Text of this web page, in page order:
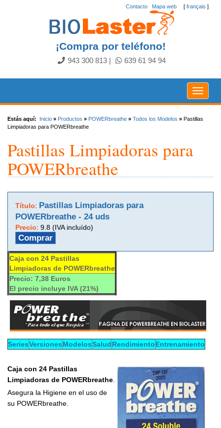
[ français ]
Contacto Mapa web
¡Compra por teléfono!
943 300 813 639 61 94 94
Toggle
Estás aquí: Inicio » Productos » POWERbreathe » Todos los Modelos » Pastillas
Limpiadoras para POWERbreathe
Pastillas Limpiadoras para
POWERbreathe
Título: Pastillas Limpiadoras para
POWERbreathe - 24 uds
Precio: 9.8 (IVA incluído)
Comprar
Caja con 24 Pastillas
Limpiadoras de POWERbreathe
Precio: 7,38 Euros
El precio incluye IVA (21%)
SeriesVersionesModelosSaludRendimientoEntrenamiento
Caja con 24 Pastillas
Limpiadoras de POWERbreathe
Asegura la Higiene en el uso de
su POWERbreathe.